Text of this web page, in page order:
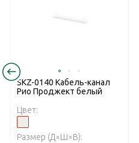
SKZ-0140 Кабель-канал
Рио Проджект белый
Цвет:
Размер (Д×Ш×В):